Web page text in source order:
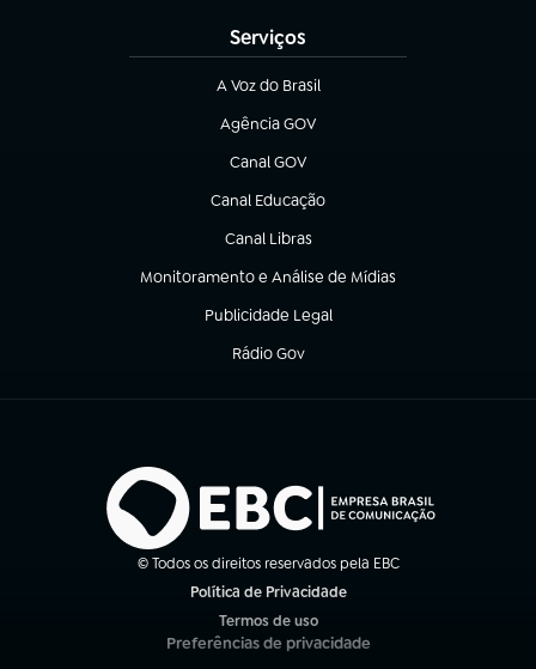
Serviços
A Voz do Brasil
(abre em nova aba)
Agência GOV
(abre em nova aba)
Canal GOV
(abre em nova aba)
Canal Educação
(abre em nova aba)
Canal Libras
(abre em nova aba)
Monitoramento e Análise de Mídias
(abre em nova aba)
Publicidade Legal
(abre em nova aba)
Rádio Gov
(abre em nova aba)
© Todos os direitos reservados pela EBC
Política de Privacidade
Termos de uso
(abre em nova aba)
Preferências de privacidade